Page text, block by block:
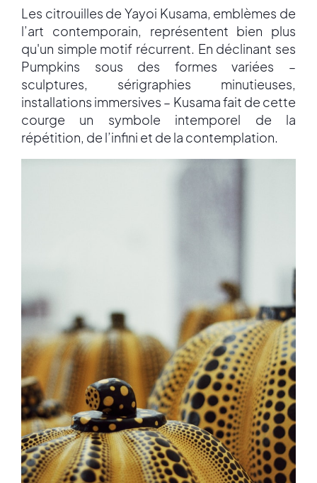
Les citrouilles de Yayoi Kusama, emblèmes de
l’art contemporain, représentent bien plus
qu'un simple motif récurrent. En déclinant ses
Pumpkins sous des formes variées –
sculptures, sérigraphies minutieuses,
installations immersives – Kusama fait de cette
courge un symbole intemporel de la
répétition, de l’infini et de la contemplation.